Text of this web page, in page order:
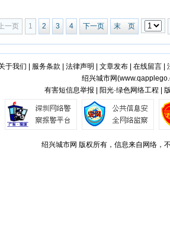
上一页 1 2 3 4 下一页 末 页
于我们 服务条款 法律声明 文章发布| 在线留言|
绍兴城市网(
有害短信息举报 | 阳光·绿色网络工程 |
绍兴城市网 版权所有，信息来自网络，